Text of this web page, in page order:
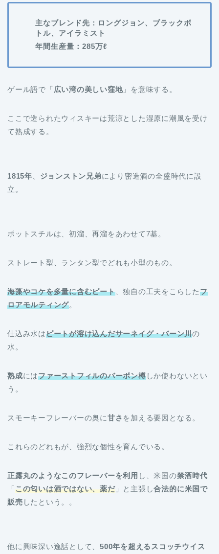
主なブレンド先：ロングジョン、ブラックボ
トル、アイラミスト
年間生産量：285万ℓ
ゲール語で「広い湾の美しい窪地」を意味する。
ここで造られたウィスキーは荒涼とした湿原に潮風を受け
て熟成する。
1815年 ジョンストン兄弟により密造酒の全盛時代に設
立。
ポットスチルは、初溜、再溜をあわせて7基。
ストレート型、ランタン型でどれも小型のもの。
海藻やコケを多量に含むピート、独自の工夫をこらしたフ
ロアモルティング。
仕込み水はピートが溶け込んだサーネイグ・バーン川の
水。
熟成にはファーストフィルのバーボン樽しか使わないとい
う。
スモーキーフレーバーの奥に甘さ を加える要因となる。
これらのどれもが、強烈な個性を育んでいる。
正露丸のようなこのフレーバーを利用 し、米国の禁酒時代
「この匂いは酒ではない、薬だ」と主張し合法的に米国で
販売 したという。。
他に興味深い逸話として、500年を超えるスコッチウイス